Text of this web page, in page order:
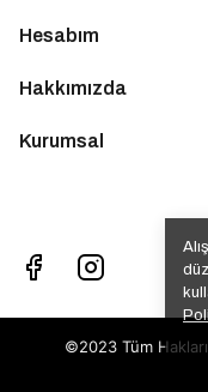
Hesabım
Hakkımızda
Kurumsal
©2023 Tüm